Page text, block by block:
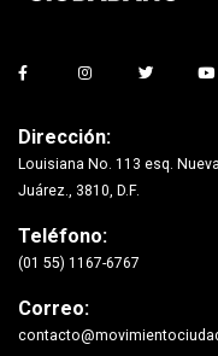
Dirección:
Louisiana No. 113 esq.
Juárez., 3810, D.F.
Teléfono:
(01 55) 1167-6767
Correo: